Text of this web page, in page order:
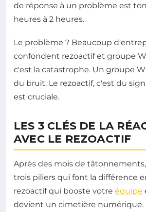
de réponse à un problème est
heures à 2 heures.
Le problème ? Beaucoup
confondent rezoactif et groupe
c'est la catastrophe. Un groupe
du bruit. Le rezoactif, c'est du
est cruciale.
LES 3 CLÉS DE LA
AVEC LE REZOACTIF
Après des mois de
trois piliers qui font la différence
rezoactif qui booste votre équipe
devient un cimetière numérique.